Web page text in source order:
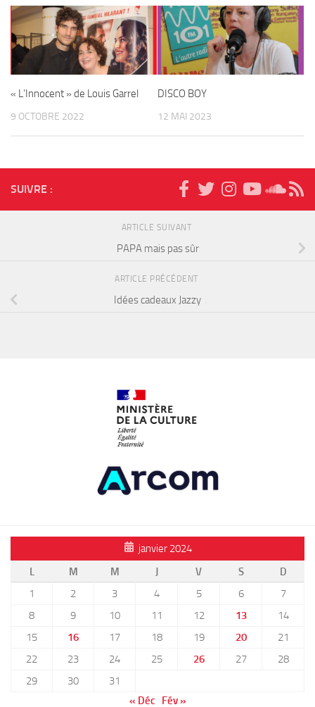
« L’Innocent » de Louis Garrel
9 OCTOBRE 2022
DISCO BOY
12 MAI 2023
SUIVRE :
ARTICLE SUIVANT
PAPA mais pas sûr
ARTICLE PRÉCÉDENT
Idées cadeaux Jazzy
janvier 2024
L
M M J V S
D
1
2 3 4 5 6
7
8
9 10 11 12 13
14
15
16 17 18 19 20
21
22
23 24 25 26 27
28
29
30
31
« Déc
Fév »